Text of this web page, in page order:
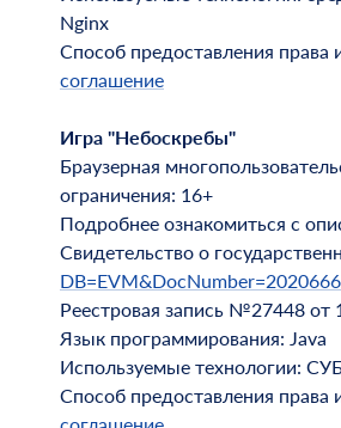
Nginx
Способ предоставления права
соглашение
Игра "Небоскребы"
Браузерная
ограничения: 16+
Подробнее ознакомиться с
Свидетельство о
Реестровая запись №27448 от
Язык программирования: Java
Используемые технологии:
Способ предоставления права